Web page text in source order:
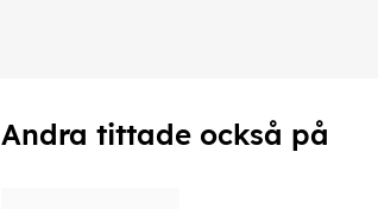
Andra tittade också på